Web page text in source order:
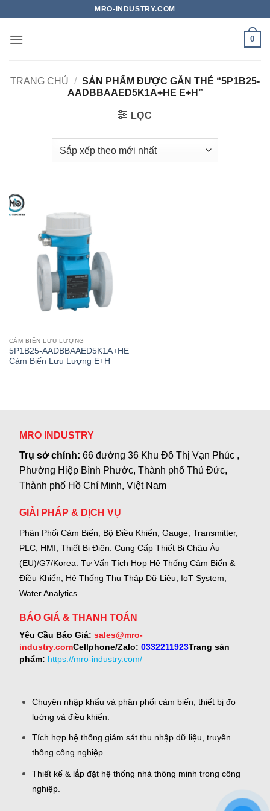
nội
MRO-INDUSTRY.COM
0
TRANG CHỦ / SẢN PHẨM ĐƯỢC GẮN THẺ “5P1B25-
AADBBAAED5K1A+HE E+H”
LỌC
CẢM BIẾN LƯU LƯỢNG
5P1B25-AADBBAAED5K1A+HE
Cảm Biến Lưu Lượng E+H
MRO INDUSTRY
Trụ sở chính:66 đường 36 Khu Đô Thị Vạn Phúc ,
Phường Hiệp Bình Phước, Thành phố Thủ Đức,
Thành phố Hồ Chí Minh, Việt Nam
GIẢI PHÁP & DỊCH VỤ
Phân Phối Cảm Biến, Bộ Điều Khiển, Gauge, Transmitter,
PLC, HMI, Thiết Bị Điện. Cung Cấp Thiết Bị Châu Âu
(EU)/G7/Korea. Tư Vấn Tích Hợp Hệ Thống Cảm Biến &
Điều Khiển, Hệ Thống Thu Thập Dữ Liệu, IoT System,
Water Analytics.
BÁO GIÁ & THANH TOÁN
Yêu Cầu Báo Giá: sales@mro-
industry.comCellphone/Zalo: 0332211923Trang sản
phẩm: https://mro-industry.com/
Chuyên nhập khẩu và phân phối cảm biến, thiết bị đo
lường và điều khiển.
Tích hợp hệ thống giám sát thu nhập dữ liệu, truyền
thông công nghiệp.
Thiết kế & lắp đặt hệ thống nhà thông minh trong công
nghiệp.